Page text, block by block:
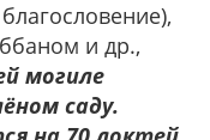
и др.,
могиле
саду.